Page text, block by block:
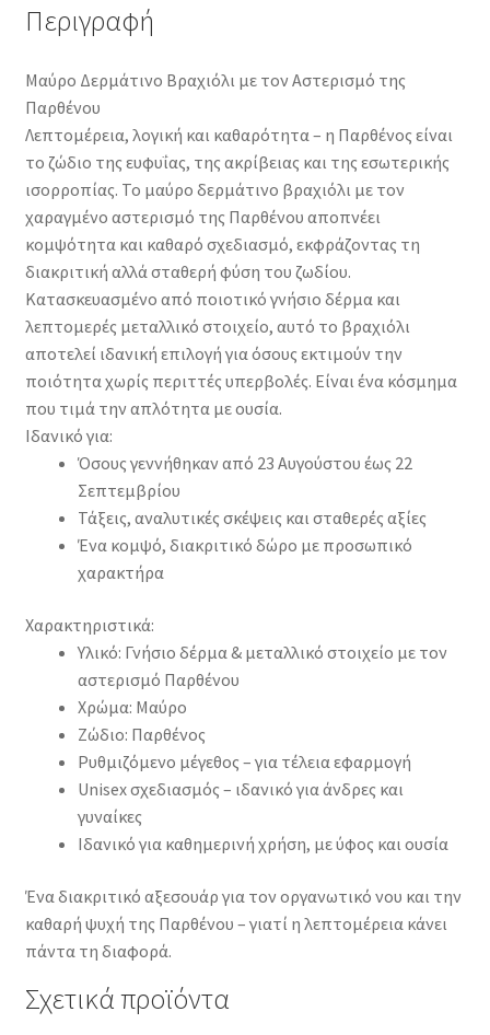
Περιγραφή
Μαύρο Δερμάτινο Βραχιόλι με τον Αστερισμό της
Παρθένου
Λεπτομέρεια, λογική και καθαρότητα – η Παρθένος είναι
το ζώδιο της ευφυΐας, της ακρίβειας και της εσωτερικής
ισορροπίας. Το μαύρο δερμάτινο βραχιόλι με τον
χαραγμένο αστερισμό της Παρθένου αποπνέει
κομψότητα και καθαρό σχεδιασμό, εκφράζοντας τη
διακριτική αλλά σταθερή φύση του ζωδίου.
Κατασκευασμένο από ποιοτικό γνήσιο δέρμα και
λεπτομερές μεταλλικό στοιχείο, αυτό το βραχιόλι
αποτελεί ιδανική επιλογή για όσους εκτιμούν την
ποιότητα χωρίς περιττές υπερβολές. Είναι ένα κόσμημα
που τιμά την απλότητα με ουσία.
Ιδανικό για:
Όσους γεννήθηκαν από 23 Αυγούστου έως 22
Σεπτεμβρίου
Τάξεις, αναλυτικές σκέψεις και σταθερές αξίες
Ένα κομψό, διακριτικό δώρο με προσωπικό
χαρακτήρα
Χαρακτηριστικά:
Υλικό: Γνήσιο δέρμα & μεταλλικό στοιχείο με τον
αστερισμό Παρθένου
Χρώμα: Μαύρο
Ζώδιο: Παρθένος
Ρυθμιζόμενο μέγεθος – για τέλεια εφαρμογή
Unisex σχεδιασμός – ιδανικό για άνδρες και
γυναίκες
Ιδανικό για καθημερινή χρήση, με ύφος και ουσία
Ένα διακριτικό αξεσουάρ για τον οργανωτικό νου και την
καθαρή ψυχή της Παρθένου – γιατί η λεπτομέρεια κάνει
πάντα τη διαφορά.
Σχετικά προϊόντα